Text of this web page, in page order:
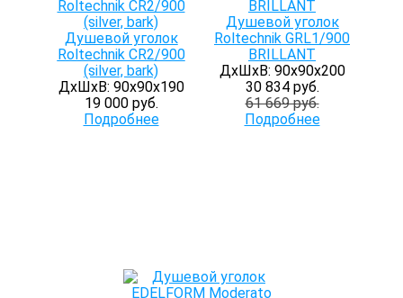
Душевой уголок
Roltechnik CR2/900
(silver, bark)
ДхШхВ: 90х90х190
19 000 руб.
Подробнее
Душевой уголок
Roltechnik GRL1/900
BRILLANT
ДхШхВ: 90х90х200
30 834 руб.
61 669 руб.
Подробнее